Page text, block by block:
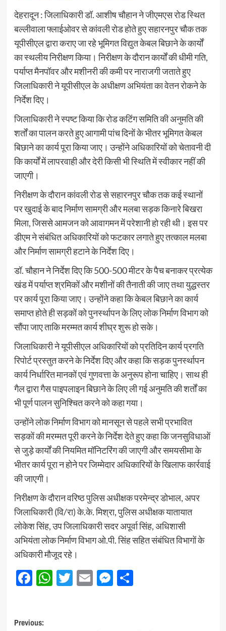
देहरादून : जिलाधिकारी डॉ. आशीष चौहान ने जीएमएस रोड स्थित
बल्लीवाला फ्लाईओवर से कांवली रोड होते हुए सहारनपुर चौक तक
यूपीसीएल द्वारा कराए जा रहे भूमिगत विद्युत केबल बिछाने के कार्यों
का स्थलीय निरीक्षण किया। निरीक्षण के दौरान कार्यों की धीमी गति,
पर्याप्त मैनपॉवर और मशीनरी की कमी पर नाराजगी जताते हुए
जिलाधिकारी ने यूपीसीएल के अधीक्षण अभियंता का वेतन रोकने के
निर्देश दिए।
जिलाधिकारी ने स्पष्ट किया कि रोड कटिंग समिति की अनुमति की
शर्तों का पालन करते हुए आगामी पांच दिनों के भीतर भूमिगत केबल
बिछाने का कार्य पूरा किया जाए। उन्होंने अधिकारियों को चेतावनी दी
कि कार्यों में लापरवाही और देरी किसी भी स्थिति में स्वीकार नहीं की
जाएगी।
निरीक्षण के दौरान कांवली रोड से सहारनपुर चौक तक कई स्थानों
पर खुदाई के बाद निर्माण सामग्री और मलबा सड़क किनारे बिखरा
मिला, जिससे आमजन को आवागमन में परेशानी हो रही थी। इस पर
डीएम ने संबंधित अधिकारियों को फटकार लगाते हुए तत्काल मलबा
और निर्माण सामग्री हटाने के निर्देश दिए।
डॉ. चौहान ने निर्देश दिए कि 500-500 मीटर के पैच बनाकर प्रत्येक
खंड में पर्याप्त श्रमिकों और मशीनों की तैनाती की जाए तथा युद्धस्तर
पर कार्य पूरा किया जाए। उन्होंने कहा कि केबल बिछाने का कार्य
समाप्त होते ही सड़कों को पुनर्स्थापन के लिए लोक निर्माण विभाग को
सौंपा जाए ताकि मरम्मत कार्य शीघ्र शुरू हो सके।
जिलाधिकारी ने यूपीसीएल अधिकारियों को प्रतिदिन कार्य प्रगति
रिपोर्ट प्रस्तुत करने के निर्देश दिए और कहा कि सड़क पुनर्स्थापन
कार्य निर्धारित मानकों एवं गुणवत्ता के अनुरूप होना चाहिए। साथ ही
गैल द्वारा गैस पाइपलाइन बिछाने के लिए ली गई अनुमति की शर्तों का
भी पूर्ण पालन सुनिश्चित करने को कहा गया।
उन्होंने लोक निर्माण विभाग को मानसून से पहले सभी प्रभावित
सड़कों की मरम्मत पूरी करने के निर्देश देते हुए कहा कि जनसुविधाओं
से जुड़े कार्यों की नियमित मॉनिटरिंग की जाएगी और समयसीमा के
भीतर कार्य पूरा न होने पर जिम्मेदार अधिकारियों के खिलाफ कार्रवाई
की जाएगी।
निरीक्षण के दौरान वरिष्ठ पुलिस अधीक्षक परमेन्द्र डोभाल, अपर
जिलाधिकारी (वि/रा) के.के. मिश्रा, पुलिस अधीक्षक यातायात
लोकेश सिंह, उप जिलाधिकारी सदर अपूर्वा सिंह, अधिशासी
अभियंता लोक निर्माण विभाग ओ.पी. सिंह सहित संबंधित विभागों के
अधिकारी मौजूद रहे।
Facebook
WhatsApp
Twitter
EmailMessenger
Share
Post
Previous: